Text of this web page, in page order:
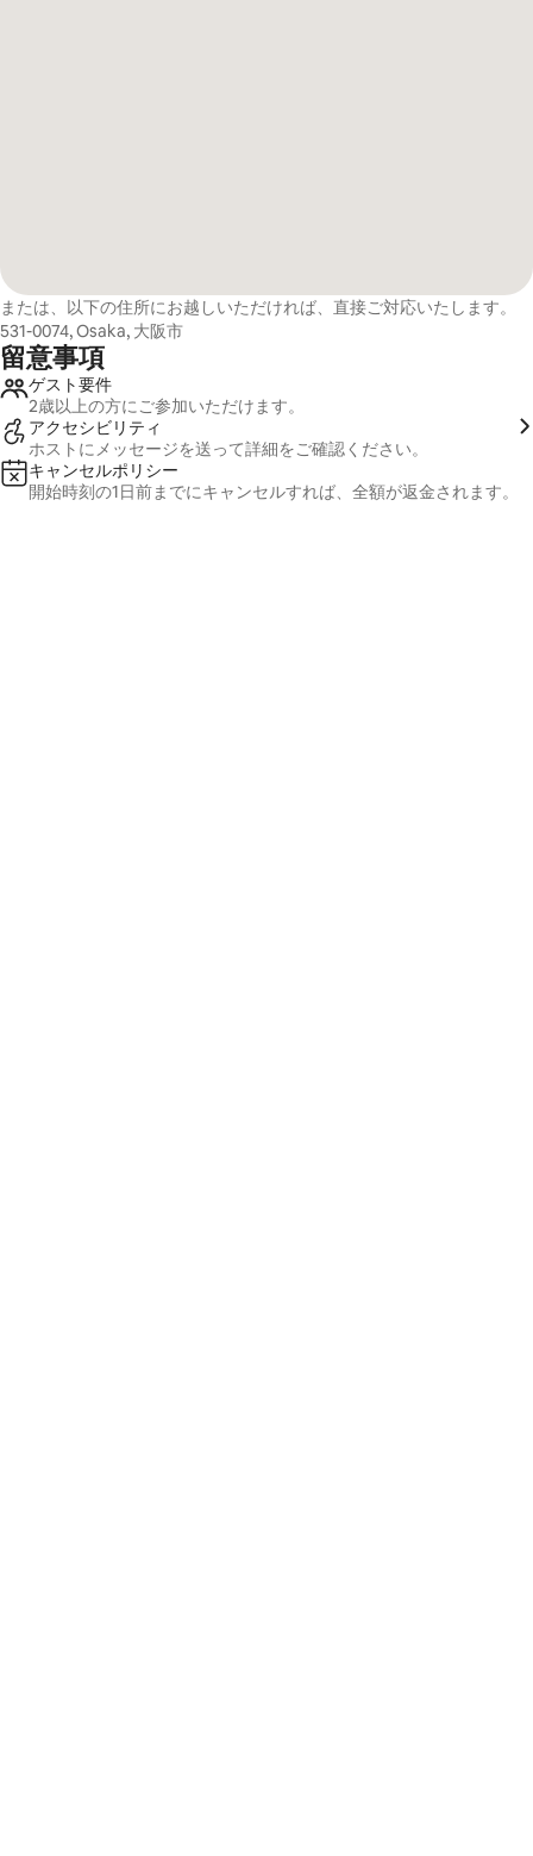
または、以下の住所にお越しいただければ、直接ご対応いたします。
531-0074, Osaka, 大阪市
留意事項
ゲスト要件
2歳以上の方にご参加いただけます。
アクセシビリティ
ホストにメッセージを送って詳細をご⁠確⁠認く⁠だ⁠さ⁠い⁠。
キャンセルポリシー
開始時刻の1日前までにキャンセルすれば、全額が返金されます。